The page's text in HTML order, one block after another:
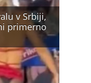
v Srbiji,
primerno